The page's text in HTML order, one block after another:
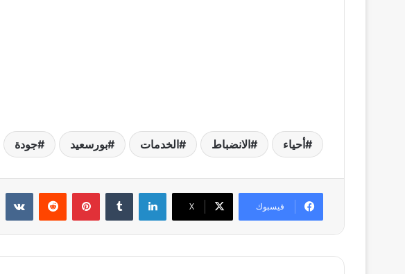
أحياء الانضباط الخدمات بورسعيد جودة
فيسبوك X
لينكدإن بينتيريست